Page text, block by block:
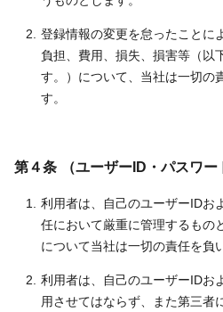
登録情報の変更を怠ったことに
負担、費用、損失、損害等（以
す。）について、当社は一切の
す。
第４条 （ユーザーID・パスワー
利用者は、自己のユーザーIDお
任において厳重に管理するもの
について当社は一切の責任を負
利用者は、自己のユーザーIDお
用させてはならず、また第三者